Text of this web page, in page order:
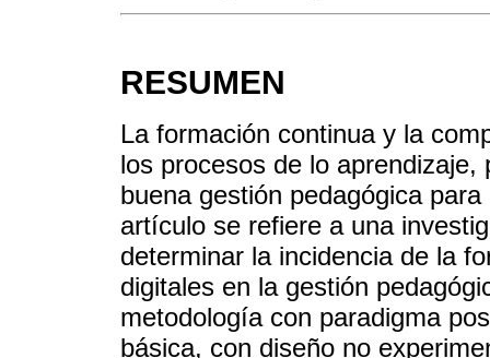
RESUMEN
La formación continua y la
los procesos de lo
buena gestión pedagógica
artículo se refiere a una
determinar la incidencia de la
digitales en la gestión
metodología con paradigma
básica, con diseño no